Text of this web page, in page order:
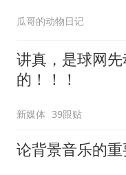
瓜哥的动物日记
讲真，是球网
的！！！
新媒体 39跟贴
论背景音乐的重